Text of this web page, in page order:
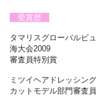
受賞歴
タマリスグローバルビ
海大会2009
審査員特別賞
ミツイヘアドレッシン
カットモデル部門審査